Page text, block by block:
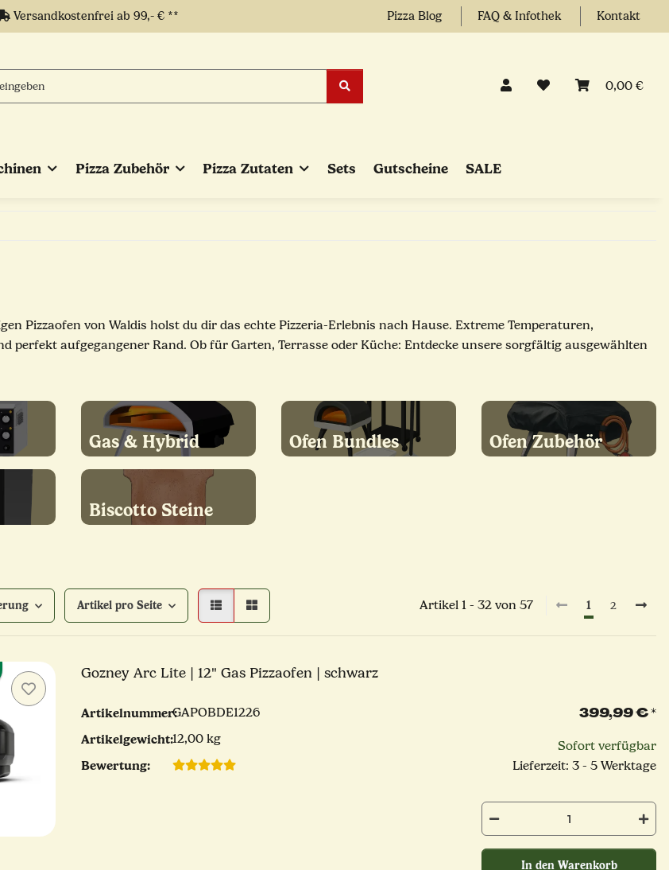
Versandkostenfrei ab 99,- € ** Pizza Blog FAQ & Infothek Kontakt
0,00 €
Pizza Zubehör Pizza Zutaten Sets Gutscheine SALE
Pizzaofen von Waldis holst du dir das echte Pizzeria-Erlebnis nach Hause. Extreme Temperaturen,
perfekt aufgegangener Rand. Ob für Garten, Terrasse oder Küche: Entdecke unsere sorgfältig ausgewählten
Gas & Hybrid Ofen Bundles Ofen Zubehör
Biscotto Steine
Artikel pro Seite Artikel 1 - 32 von 57 1 2
Gozney Arc Lite | 12" Gas Pizzaofen | schwarz
Artikelnummer:GAPOBDE1226
Artikelgewicht:12,00 kg
Bewertung:
399,99 €*
Sofort verfügbar
Lieferzeit: 3 - 5 Werktage
In den Warenkorb